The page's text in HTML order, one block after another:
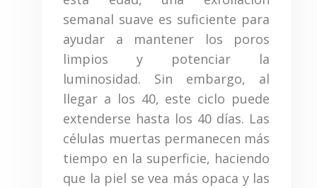
semanal suave es suficiente para
ayudar a mantener los poros
limpios y potenciar la
luminosidad. Sin embargo, al
llegar a los 40, este ciclo puede
extenderse hasta los 40 días. Las
células muertas permanecen más
tiempo en la superficie, haciendo
que la piel se vea más opaca y las